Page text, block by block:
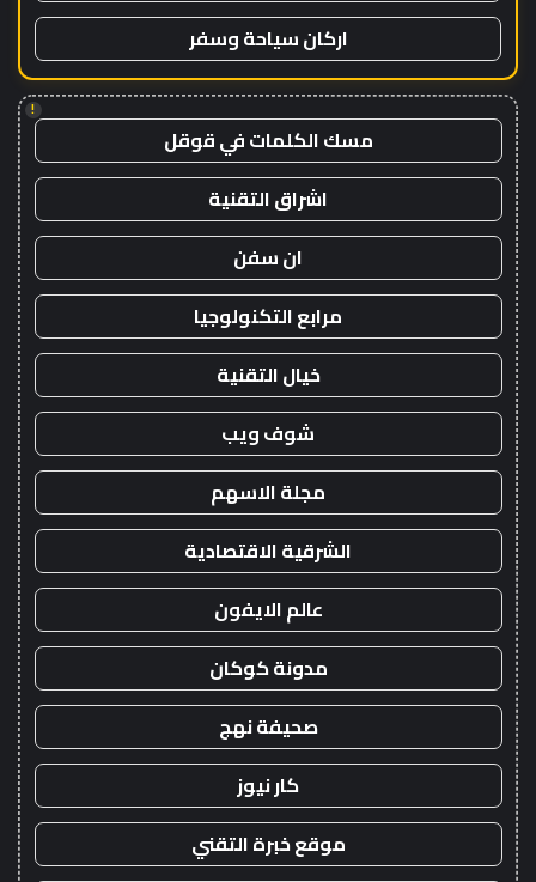
اركان سياحة وسفر
!
مسك الكلمات في قوقل
اشراق التقنية
ان سفن
مرابع التكنولوجيا
خيال التقنية
شوف ويب
مجلة الاسهم
الشرقية الاقتصادية
عالم الايفون
مدونة كوكان
صحيفة نهج
كار نيوز
موقع خبرة التقني